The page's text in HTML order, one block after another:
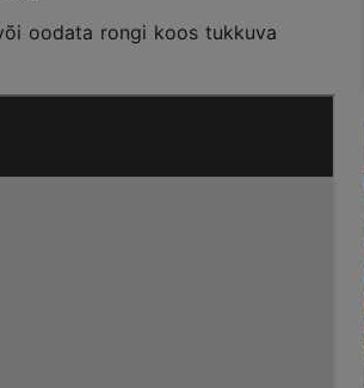
oodata rongi koos tukkuva